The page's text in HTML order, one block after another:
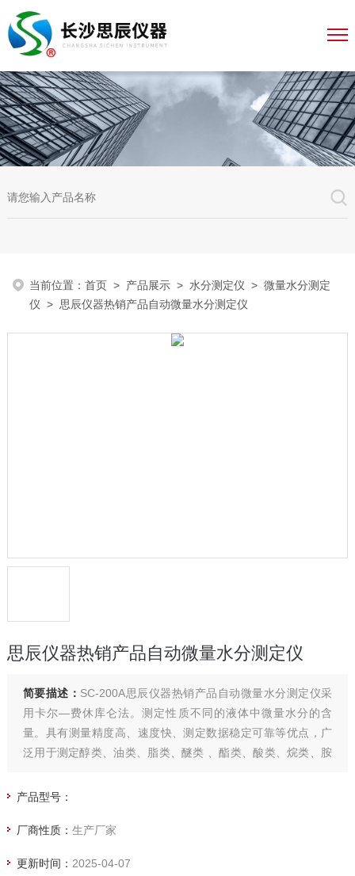
当前位置：首页 > 产品展示 > 水分测定仪 >微量水分测定
仪 > 思辰仪器热销产品自动微量水分测定仪
思辰仪器热销产品自动微量水分测定仪
简要描述： SC-200A思辰仪器热销产品自动微量水分测定仪采
用卡尔—费休库仑法。测定性质不同的液体中微量水分的含
量。具有测量精度高、速度快、测定数据稳定可靠等优点，广
泛用于测定醇类、油类、脂类、醚类 、酯类、酸类、烷类、胺
产品型号：
厂商性质： 生产厂家
更新时间： 2025-04-07